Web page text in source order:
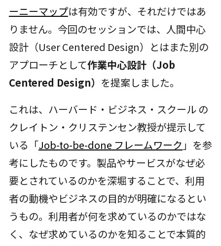
ーニーマップは有効ですが、それだけではあ
りません。今回のセッションでは、人間中心
設計（User Centered Design）とはまた別の
アプローチとして作業中心設計（Job
Centered Design） を提案しました。
これは、ハーバード・ビジネス・スクール の
クレイトン・クリステンセン教授が提示して
いる「Job-to-be-done フレームワーク 」を参
考にしたものです。製品やサービスがなぜ必
要とされているのかを深堀することで、利用
者の動機やビジネスの目的が明確になるとい
うもの。利用者が何を求めているのかではな
く、なぜ求めているのかを知ることで本質的